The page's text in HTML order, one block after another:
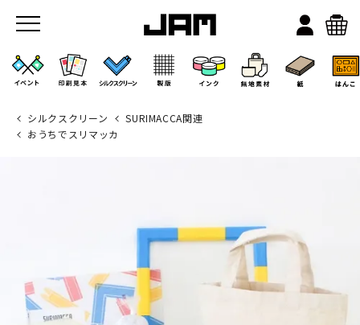
シルクスクリーン
SURIMACCA関連
おうちでスリマッカ